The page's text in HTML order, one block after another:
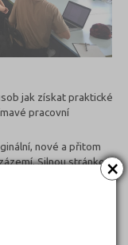
×
jak získat praktické
pracovní
nové a přitom
Silnou stránkou
v kreativních